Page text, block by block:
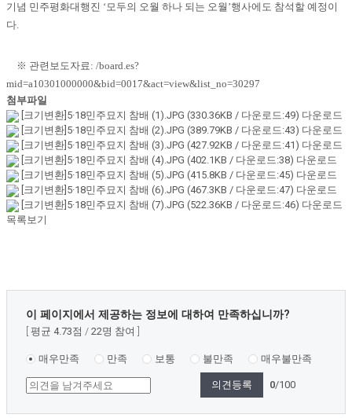
기념 민주평화대행진 ‘모두의 오월 하나 되는 오월 ’행사에도 참석할 예정이
다.
※ 관련보도자료:/board.es?
mid=a10301000000&bid=0017&act=view&list_no=30297
첨부파일
[크기변환]5·18민주묘지 참배 (1).JPG (330.36KB / 다운로드:49) 다운로드
[크기변환]5·18민주묘지 참배 (2).JPG (389.79KB / 다운로드:43) 다운로드
[크기변환]5·18민주묘지 참배 (3).JPG (427.92KB / 다운로드:41) 다운로드
[크기변환]5·18민주묘지 참배 (4).JPG (402.1KB / 다운로드:38) 다운로드
[크기변환]5·18민주묘지 참배 (5).JPG (415.8KB / 다운로드:45) 다운로드
[크기변환]5·18민주묘지 참배 (6).JPG (467.3KB / 다운로드:47) 다운로드
[크기변환]5·18민주묘지 참배 (7).JPG (522.36KB / 다운로드:46) 다운로드
목록보기
콘
텐
만
도
이 페이지에서 제공하는 정보에 대하여 만족하십니까?
평균 4.73점 22명 참여
매우만족 만족 보통 불만족 매우불만족
0/100